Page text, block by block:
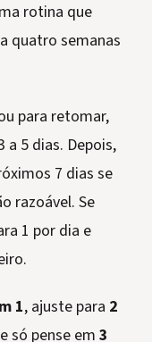
rotina que
quatro semanas
para retomar,
a 5 dias. Depois,
7 dias se
razoável. Se
1 por dia e
1, ajuste para 2
só pense em3